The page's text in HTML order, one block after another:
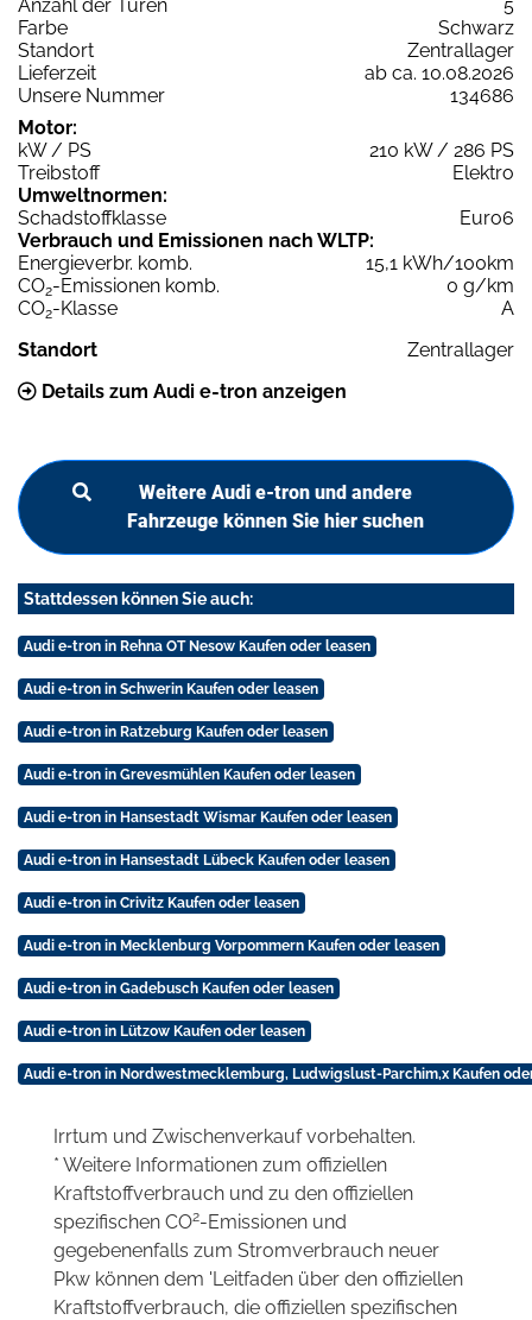
Anzahl der Türen
5
Farbe
Schwarz
Standort
Zentrallager
Lieferzeit
ab ca. 10.08.2026
Unsere Nummer
134686
Motor:
kW / PS
210 kW / 286 PS
Treibstoff
Elektro
Umweltnormen:
Schadstoffklasse
Euro6
Verbrauch und Emissionen nach WLTP:
Energieverbr. komb.
15,1 kWh/100km
CO2-Emissionen komb.
0 g/km
CO2-Klasse
A
Standort
Zentrallager
Details zum Audi e-tron anzeigen
Weitere Audi e-tron und andere
Fahrzeuge können Sie hier suchen
Stattdessen können Sie auch:
Audi e-tron in Rehna OT Nesow Kaufen oder leasen
Audi e-tron in Schwerin Kaufen oder leasen
Audi e-tron in Ratzeburg Kaufen oder leasen
Audi e-tron in Grevesmühlen Kaufen oder leasen
Audi e-tron in Hansestadt Wismar Kaufen oder leasen
Audi e-tron in Hansestadt Lübeck Kaufen oder leasen
Audi e-tron in Crivitz Kaufen oder leasen
Audi e-tron in Mecklenburg Vorpommern Kaufen oder leasen
Audi e-tron in Gadebusch Kaufen oder leasen
Audi e-tron in Lützow Kaufen oder leasen
Audi e-tron in Nordwestmecklemburg, Ludwigslust-Parchim,x Kaufen
Irrtum und Zwischenverkauf vorbehalten.
* Weitere Informationen zum offiziellen
Kraftstoffverbrauch und zu den offiziellen
spezifischen CO2-Emissionen und
gegebenenfalls zum Stromverbrauch neuer
Pkw können dem 'Leitfaden über den offiziellen
Kraftstoffverbrauch, die offiziellen spezifischen